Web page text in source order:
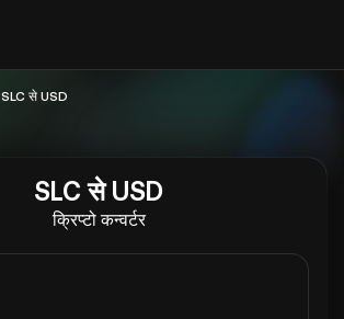
SLC से USD
SLC से USD
क्रिप्टो कन्वर्टर